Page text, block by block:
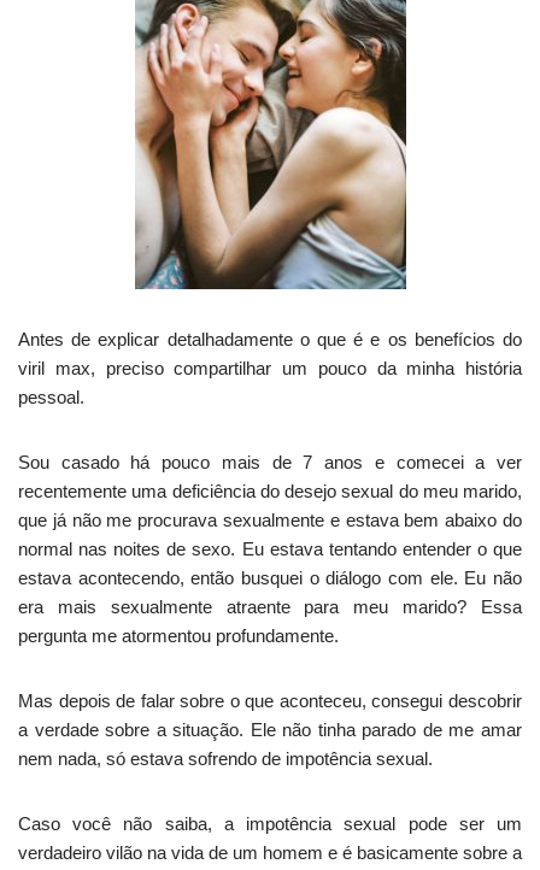
Antes de explicar detalhadamente o que é e os benefícios do
viril max, preciso compartilhar um pouco da minha história
pessoal.
Sou casado há pouco mais de 7 anos e comecei a ver
recentemente uma deficiência do desejo sexual do meu marido,
que já não me procurava sexualmente e estava bem abaixo do
normal nas noites de sexo. Eu estava tentando entender o que
estava acontecendo, então busquei o diálogo com ele. Eu não
era mais sexualmente atraente para meu marido? Essa
pergunta me atormentou profundamente.
Mas depois de falar sobre o que aconteceu, consegui descobrir
a verdade sobre a situação. Ele não tinha parado de me amar
nem nada, só estava sofrendo de impotência sexual.
Caso você não saiba, a impotência sexual pode ser um
verdadeiro vilão na vida de um homem e é basicamente sobre a